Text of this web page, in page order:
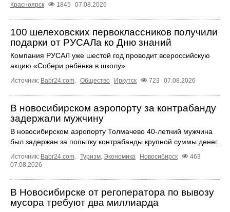
Красноярск
1845 07.08.2026
100 шелеховских первоклассников получили
подарки от РУСАЛа ко Дню знаний
Компания РУСАЛ уже шестой год проводит всероссийскую
акцию «Собери ребёнка в школу».
Источник: Babr24.com. Общество Иркутск 723 07.08.2026
В новосибирском аэропорту за контрабанду
задержали мужчину
В новосибирском аэропорту Толмачево 40-летний мужчина
был задержан за попытку контрабанды крупной суммы денег.
Источник: Babr24.com. Туризм, Экономика Новосибирск
463
07.08.2026
В Новосибирске от регоператора по вывозу
мусора требуют два миллиарда